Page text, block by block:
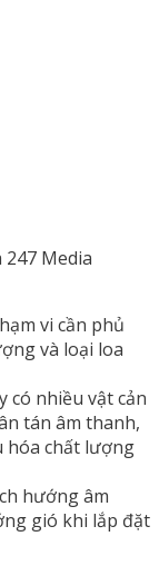
Media
vi cần phủ
và loại loa
có nhiều vật cản
tán âm thanh,
hóa chất lượng
hướng âm
gió khi lắp đặt